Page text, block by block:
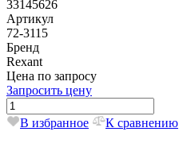
33145626
Артикул
72-3115
Бренд
Rexant
Цена по запросу
Запросить цену
В избранное К сравнению